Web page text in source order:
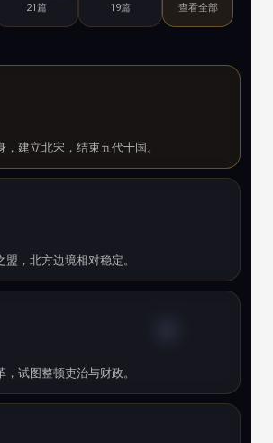
21篇 19篇 查看全部
，建立北宋，结束五代十国。
，北方边境相对稳定。
试图整顿吏治与财政。